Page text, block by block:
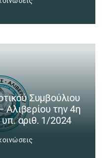
Συμβούλιου
την 4η
υπ. αριθ. 1/2024